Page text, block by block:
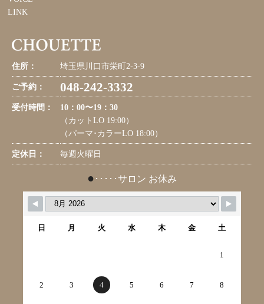
LINK
住所： 埼玉県川口市栄町2-3-9
ご予約： 048-242-3332
受付時間：
10：00〜19：30
（カットLO 19:00）
（パーマ･カラーLO 18:00）
定休日： 毎週火曜日
● ･････サロン お休み
日 月 火 水 木 金 土
1
2 3 4 5 6 7 8